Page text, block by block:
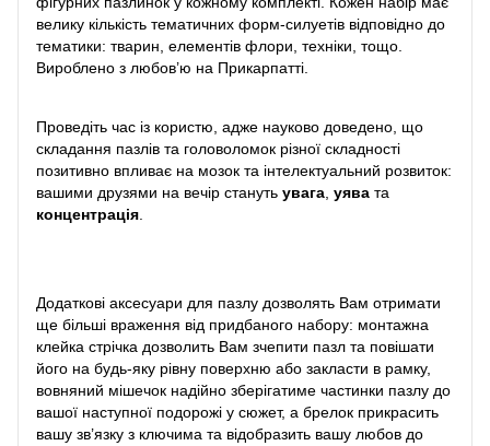
велику кількість тематичних форм-силуетів відповідно до
тематики: тварин, елементів флори, техніки, тощо.
Вироблено з любов’ю на Прикарпатті.
Проведіть час із користю, адже науково доведено, що
складання пазлів та головоломок різної складності
позитивно впливає на мозок та інтелектуальний розвиток:
вашими друзями на вечір стануть увага, уява та
концентрація.
Додаткові аксесуари для пазлу дозволять Вам отримати
ще більші враження від придбаного набору: монтажна
клейка стрічка дозволить Вам зчепити пазл та повішати
його на будь-яку рівну поверхню або закласти в рамку,
вовняний мішечок надійно зберігатиме частинки пазлу до
вашої наступної подорожі у сюжет, а брелок прикрасить
вашу зв’язку з ключима та відобразить вашу любов до